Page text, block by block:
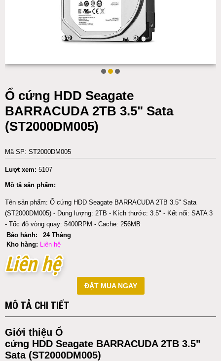
Ổ cứng HDD Seagate
BARRACUDA 2TB 3.5" Sata
(ST2000DM005)
Mã SP: ST2000DM005
Lượt xem: 5107
Mô tả sản phẩm:
Tên sản phẩm: Ổ cứng HDD Seagate BARRACUDA 2TB 3.5" Sata
(ST2000DM005) - Dung lượng: 2TB - Kích thước: 3.5" - Kết nối: SATA 3
- Tốc độ vòng quay: 5400RPM - Cache: 256MB
Bảo hành:
24 Tháng
Kho hàng:
Liên hệ
Liên hệ
Liên hệ
ĐẶT MUA NGAY
MÔ TẢ CHI TIẾT
Giới thiệu Ổ
cứng HDD Seagate BARRACUDA 2TB 3.5"
Sata (ST2000DM005)